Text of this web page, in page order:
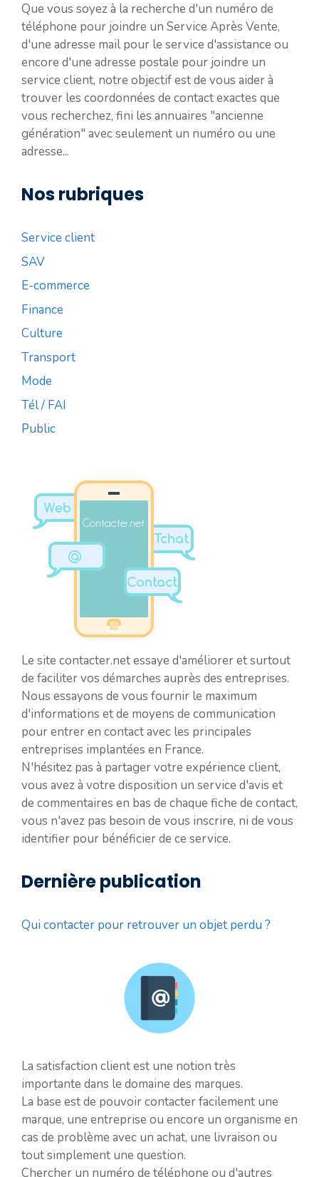
Que vous soyez à la recherche d'un numéro de
téléphone pour joindre un Service Après Vente,
d'une adresse mail pour le service d'assistance ou
encore d'une adresse postale pour joindre un
service client, notre objectif est de vous aider à
trouver les coordonnées de contact exactes que
vous recherchez, fini les annuaires "ancienne
génération" avec seulement un numéro ou une
adresse...
Nos rubriques
Service client
SAV
E-commerce
Finance
Culture
Transport
Mode
Tél / FAI
Public
Le site contacter.net essaye d'améliorer et surtout
de faciliter vos démarches auprès des entreprises.
Nous essayons de vous fournir le maximum
d'informations et de moyens de communication
pour entrer en contact avec les principales
entreprises implantées en France.
N'hésitez pas à partager votre expérience client,
vous avez à votre disposition un service d'avis et
de commentaires en bas de chaque fiche de contact,
vous n'avez pas besoin de vous inscrire, ni de vous
identifier pour bénéficier de ce service.
Dernière publication
Qui contacter pour retrouver un objet perdu ?
La satisfaction client est une notion très
importante dans le domaine des marques.
La base est de pouvoir contacter facilement une
marque, une entreprise ou encore un organisme en
cas de problème avec un achat, une livraison ou
tout simplement une question.
Chercher un numéro de téléphone ou d'autres